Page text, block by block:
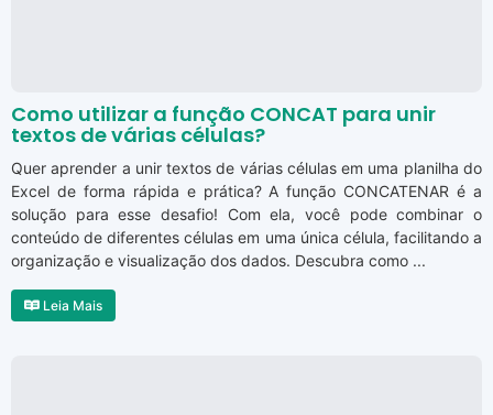
Como utilizar a função CONCAT para unir
textos de várias células?
Quer aprender a unir textos de várias células em uma planilha do
Excel de forma rápida e prática? A função CONCATENAR é a
solução para esse desafio! Com ela, você pode combinar o
conteúdo de diferentes células em uma única célula, facilitando a
organização e visualização dos dados. Descubra como ...
Leia Mais